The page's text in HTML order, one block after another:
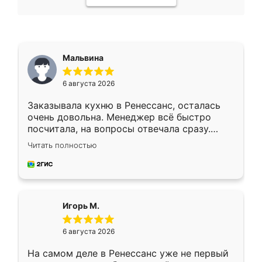
Мальвина
6 августа 2026
Заказывала кухню в Ренессанс, осталась
очень довольна. Менеджер всё быстро
посчитала, на вопросы отвечала сразу.
Замерщик приехал в субботу, подошёл к
делу со всей ответственностью. Собрали
за день, ребята работали аккуратно, даже
Читать полностью
Игорь М.
6 августа 2026
На самом деле в Ренессанс уже не первый